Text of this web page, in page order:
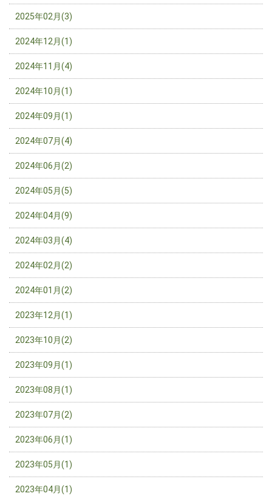
2025年02月(3)
2024年12月(1)
2024年11月(4)
2024年10月(1)
2024年09月(1)
2024年07月(4)
2024年06月(2)
2024年05月(5)
2024年04月(9)
2024年03月(4)
2024年02月(2)
2024年01月(2)
2023年12月(1)
2023年10月(2)
2023年09月(1)
2023年08月(1)
2023年07月(2)
2023年06月(1)
2023年05月(1)
2023年04月(1)